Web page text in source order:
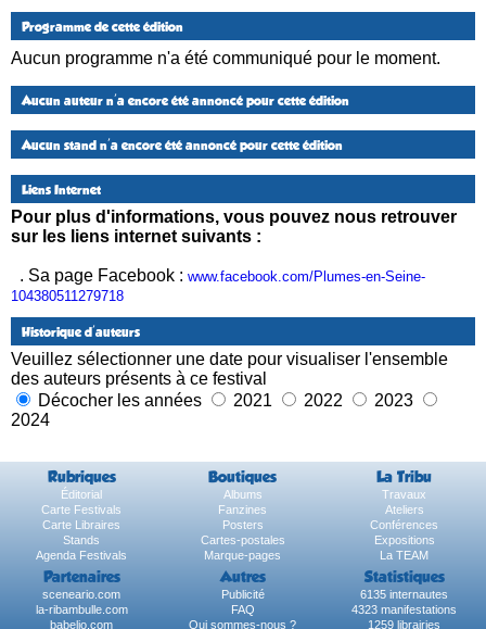
Programme de cette édition
Aucun programme n'a été communiqué pour le moment.
Aucun auteur n'a encore été annoncé pour cette édition
Aucun stand n'a encore été annoncé pour cette édition
Liens Internet
Pour plus d'informations, vous pouvez nous retrouver
sur les liens internet suivants :
. Sa page Facebook : www.facebook.com/Plumes-en-Seine-
104380511279718
Historique d'auteurs
Veuillez sélectionner une date pour visualiser l'ensemble
des auteurs présents à ce festival
Décocher les années
2021 2022
2023
2024
Rubriques Boutiques La Tribu
Éditorial Albums
Travaux
Carte Festivals
Fanzines
Ateliers
Carte Libraires
Posters
Conférences
Stands
Cartes-postales
Expositions
Agenda Festivals
Marque-pages La TEAM
Partenaires Autres Statistiques
sceneario.com Publicité
6135 internautes
la-ribambulle.com
FAQ
4323 manifestations
babelio.com
Qui sommes-nous ? 1259 librairies